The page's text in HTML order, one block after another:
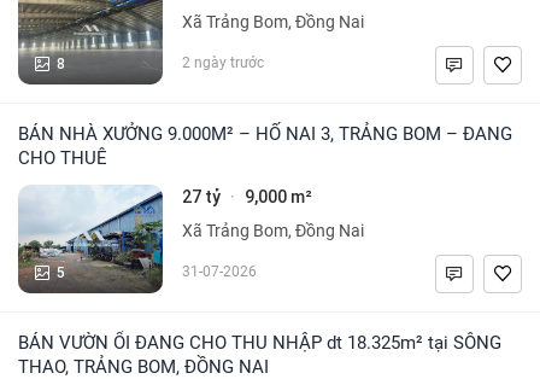
8
Xã Trảng Bom, Đồng Nai
2 ngày trước
BÁN NHÀ XƯỞNG 9.000M² – HỐ NAI 3, TRẢNG BOM – ĐANG
CHO THUÊ
5
27 tỷ · 9,000 m²
Xã Trảng Bom, Đồng Nai
31-07-2026
BÁN VƯỜN ỔI ĐANG CHO THU NHẬP dt 18.325m² tại SÔNG
THAO, TRẢNG BOM, ĐỒNG NAI